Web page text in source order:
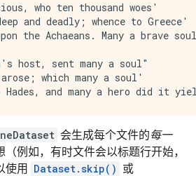
who ten thousand woes'
and deadly; whence to Greece'
the Achaeans. Many a brave
host, sent many a soul"
which many a soul'
会生成每个文件的每一
例如，有时文件会以标题行开始，
使用
Dataset.skip() 或